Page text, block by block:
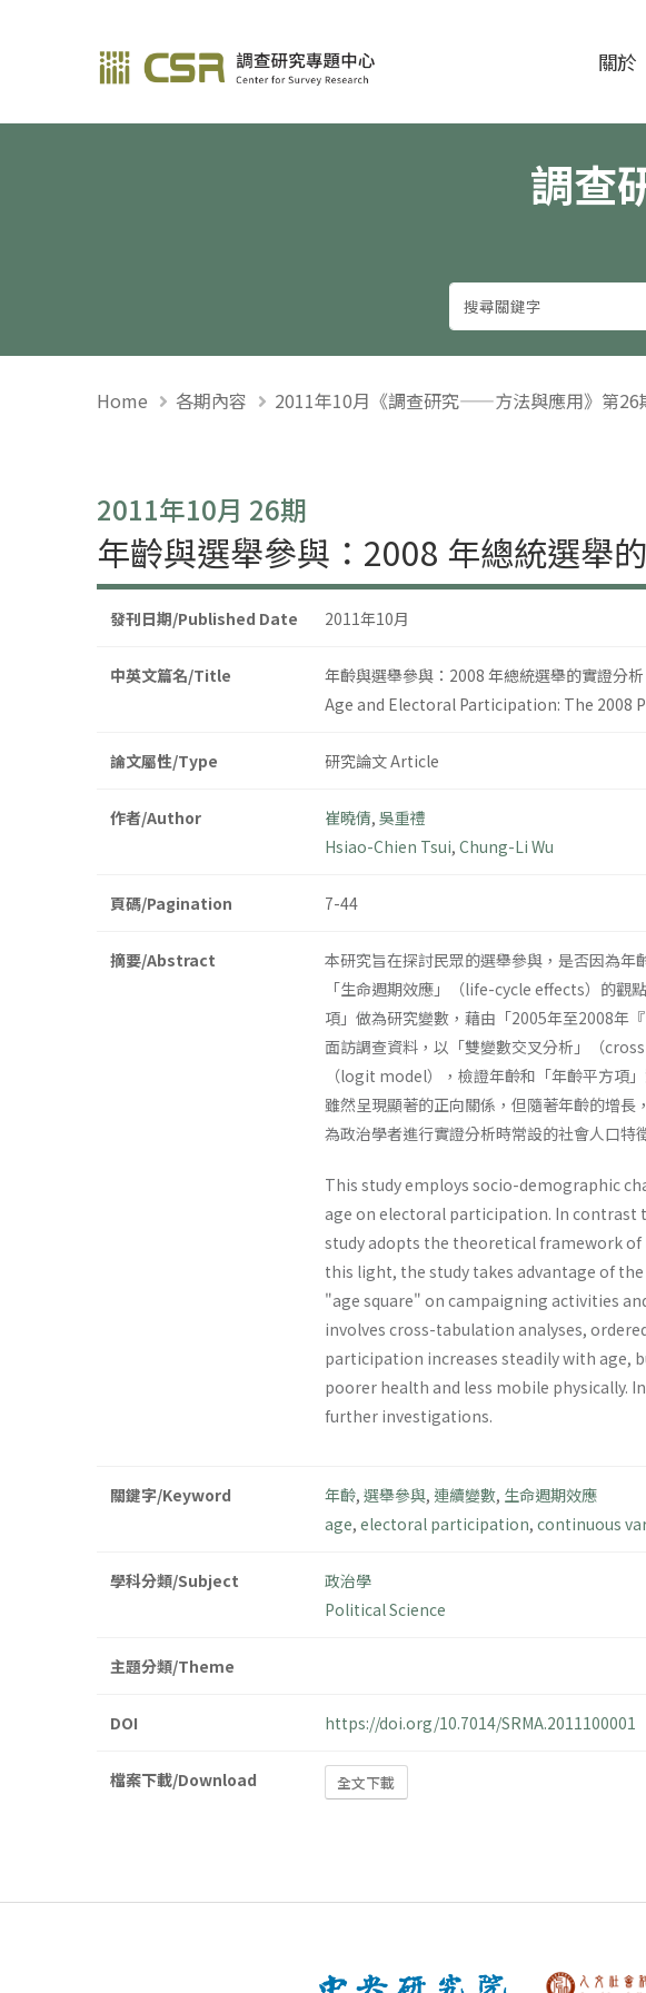
調查研究—方法與應用期刊 關於
調查
Home 各期內容 2011年10月《調查研究——方法與應用》第26
2011年10月 26期
年齡與選舉參與：2008 年總統選舉
發刊日期/Published Date 2011年10月
中英文篇名/Title
年齡與選舉參與：2008 年總統選舉的實證分析
Age and Electoral Participation: The 2008
論文屬性/Type 研究論文 Article
作者/Author 崔曉倩, 吳重禮
Hsiao-Chien Tsui, Chung-Li Wu
頁碼/Pagination 7-44
摘要/Abstract
本研究旨在探討民眾的選舉參與，是否因為
「生命週期效應」（life-cycle effects）的觀
項」做為研究變數，藉由「2005年至2008年
面訪調查資料，以「雙變數交叉分析」（
（logit model），檢證年齡和「年齡平方項
雖然呈現顯著的正向關係，但隨著年齡的增
為政治學者進行實證分析時常設的社會人口特
This study employs socio-demographic
age on electoral participation. In contrast
study adopts the theoretical framework
this light, the study takes advantage of
"age square" on campaigning activities
involves cross-tabulation analyses,
participation increases steadily with age,
poorer health and less mobile physically.
further investigations.
關鍵字/Keyword 年齡, 選舉參與, 連續變數, 生命週期效應
age, electoral participation, continuous
學科分類/Subject
政治學
Political Science
主題分類/Theme
DOI https://doi.org/10.7014/SRMA.2011100001
檔案下載/Download 全文下載